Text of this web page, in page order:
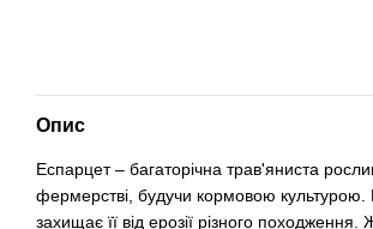
Опис
Еспарцет – багаторічна трав'яниста
фермерстві, будучи кормовою культурою.
захищає її від ерозії різного